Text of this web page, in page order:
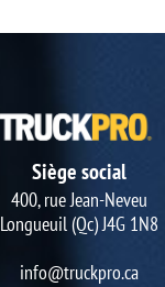
Siège social
400, rue Jean-Neveu
Longueuil (Qc) J4G 1N8
info@truckpro.ca